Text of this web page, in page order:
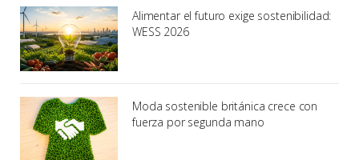
Alimentar el futuro exige sostenibilidad:
WESS 2026
Moda sostenible británica crece con
fuerza por segunda mano